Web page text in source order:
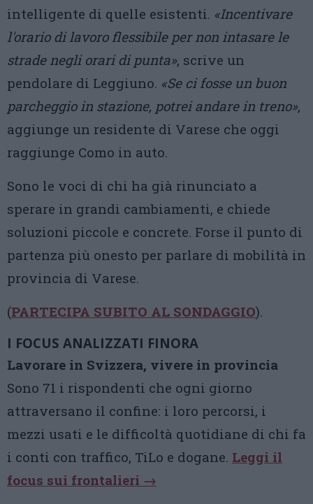
intelligente di quelle esistenti. «Incentivare
l'orario di lavoro flessibile per non intasare le
strade negli orari di punta», scrive un
pendolare di Leggiuno. «Se ci fosse un buon
parcheggio in stazione, potrei andare in treno»,
aggiunge un residente di Varese che oggi
raggiunge Como in auto.
Sono le voci di chi ha già rinunciato a
sperare in grandi cambiamenti, e chiede
soluzioni piccole e concrete. Forse il punto di
partenza più onesto per parlare di mobilità in
provincia di Varese.
(PARTECIPA SUBITO AL SONDAGGIO).
I FOCUS ANALIZZATI FINORA
Lavorare in Svizzera, vivere in provincia
Sono 71 i rispondenti che ogni giorno
attraversano il confine: i loro percorsi, i
mezzi usati e le difficoltà quotidiane di chi fa
i conti con traffico, TiLo e dogane. Leggi il
focus sui frontalieri →